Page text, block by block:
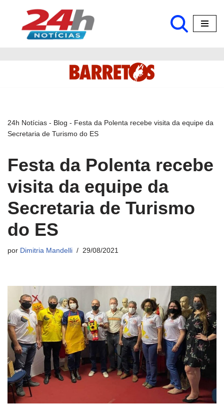
Pular
24h Notícias - Blog - Festa da Polenta recebe visita da equipe da
Secretaria de Turismo do ES
Festa da Polenta recebe
visita da equipe da
Secretaria de Turismo
do ES
por Dimitria Mandelli 29/08/2021